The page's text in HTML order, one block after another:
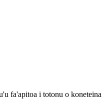
fa'apitoa i totonu o koneteina